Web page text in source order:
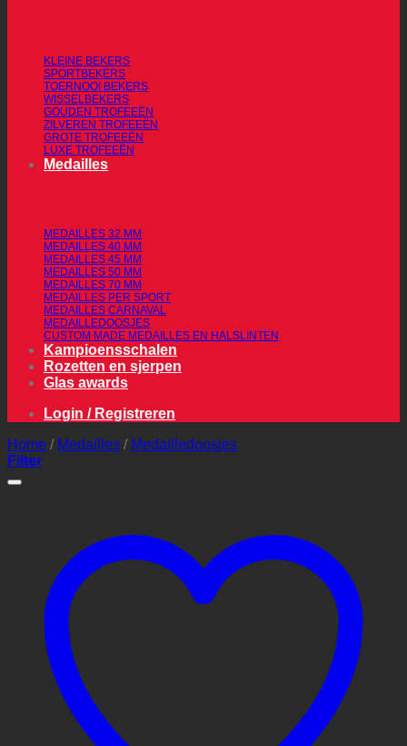
KLEINE BEKERS
SPORTBEKERS
TOERNOOI BEKERS
WISSELBEKERS
GOUDEN TROFEEËN
ZILVEREN TROFEEËN
GROTE TROFEEËN
LUXE TROFEEËN
Medailles
MEDAILLES 32 MM
MEDAILLES 40 MM
MEDAILLES 45 MM
MEDAILLES 50 MM
MEDAILLES 70 MM
MEDAILLES PER SPORT
MEDAILLES CARNAVAL
MEDAILLEDOOSJES
CUSTOM MADE MEDAILLES EN HALSLINTEN
Kampioensschalen
Rozetten en sjerpen
Glas awards
Login / Registreren
Home / Medailles / Medailledoosjes
Filter